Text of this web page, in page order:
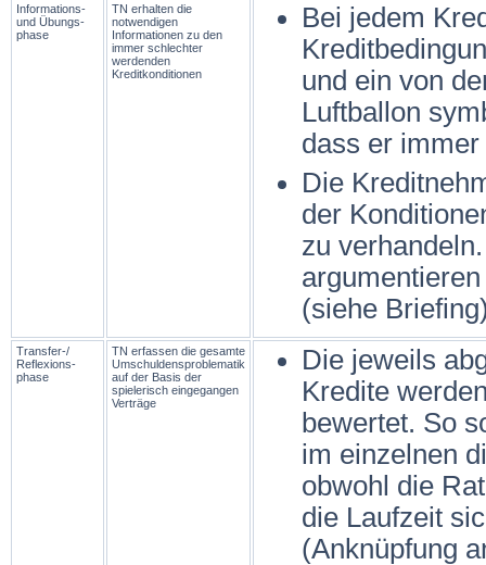
Informations-
und Übungs­
phase
TN erhalten die
notwendigen
Informationen zu den
immer schlechter
werdenden
Kreditkonditionen
Bei jedem
und ein von
Luftballon
dass er
Die
der
zu
(siehe
Transfer-/
Reflexions­
phase
TN erfassen die gesamte
Umschuldensproblematik
auf der Basis der
spielerisch eingegangen
Verträge
Die jeweils
Kredite
bewertet. So
im einzelnen
obwohl die
die Laufzeit
(Anknüpfung